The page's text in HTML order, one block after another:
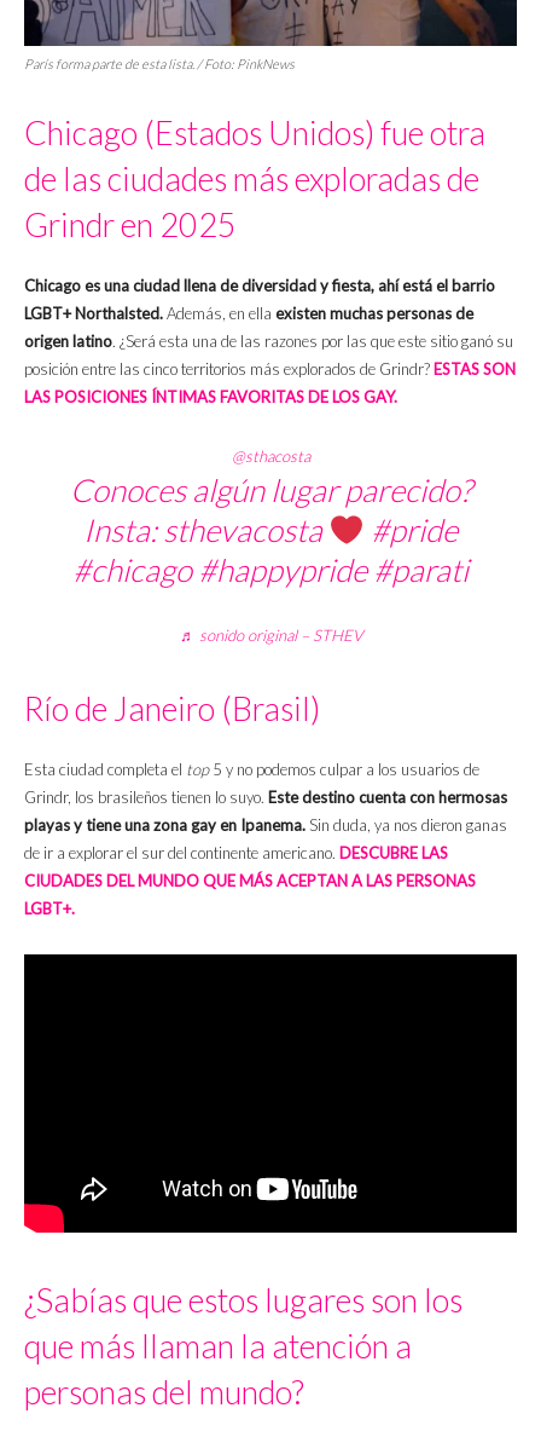
París forma parte de esta lista. / Foto: PinkNews
Chicago (Estados Unidos) fue otra
de las ciudades más exploradas de
Grindr en 2025
Chicago es una ciudad llena de diversidad y fiesta, ahí está el barrio
LGBT+ Northalsted.Además, en ella existen muchas personas de
origen latino. ¿Será esta una de las razones por las que este sitio ganó su
posición entre las cinco territorios más explorados de Grindr? ESTAS SON
LAS POSICIONES ÍNTIMAS FAVORITAS DE LOS GAY.
@sthacosta
Conoces algún lugar parecido?
Insta: sthevacosta
#pride
#chicago #happypride #parati
♬ sonido original – STHEV
Río de Janeiro (Brasil)
Esta ciudad completa el top5 y no podemos culpar a los usuarios de
Grindr, los brasileños tienen lo suyo. Este destino cuenta con hermosas
playas y tiene una zona gay en Ipanema. Sin duda, ya nos dieron ganas
de ir a explorar el sur del continente americano. DESCUBRE LAS
CIUDADES DEL MUNDO QUE MÁS ACEPTAN A LAS PERSONAS
LGBT+.
¿Sabías que estos lugares son los
que más llaman la atención a
personas del mundo?